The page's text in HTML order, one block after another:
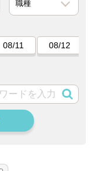
08/11 08/12